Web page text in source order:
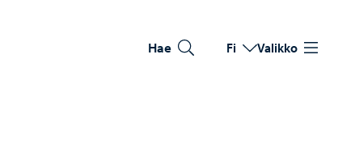
Hae Vaihda kieltä
Nykyinen kieli: Suomi
Fi Valikko